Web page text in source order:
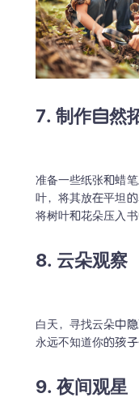
7. 制作自然
准备一些纸张和蜡
叶，将其放在平坦
将树叶和花朵压入
8. 云朵观察
白天，寻找云朵中
永远不知道你的孩子
9. 夜间观星